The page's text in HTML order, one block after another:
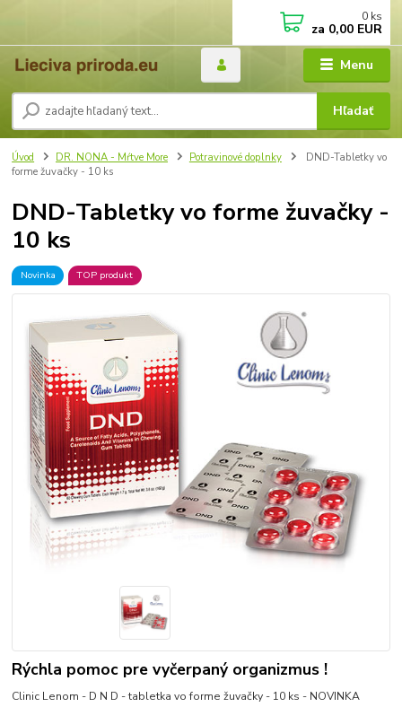
Menu
Hľadať
0 ks
za 0,00 EUR
Úvod DR. NONA - Mŕtve More Potravinové doplnky
DND-Tabletky vo
forme žuvačky - 10 ks
DND-Tabletky vo forme žuvačky -
10 ks
Novinka TOP produkt
Rýchla pomoc pre vyčerpaný organizmus !
Clinic Lenom - D N D - tabletka vo forme žuvačky - 10 ks - NOVINKA